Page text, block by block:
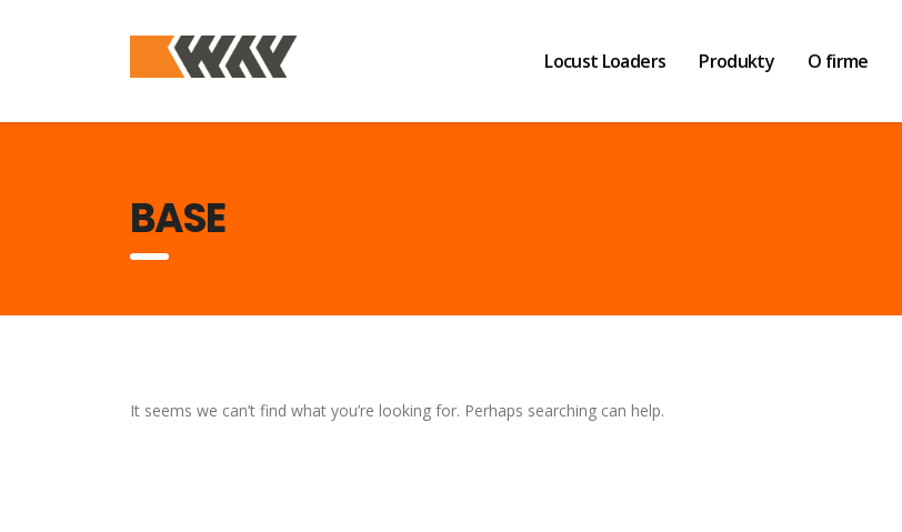
Locust Loaders Produkty O firme
BASE
It seems we can’t find what you’re looking for. Perhaps searching can help.